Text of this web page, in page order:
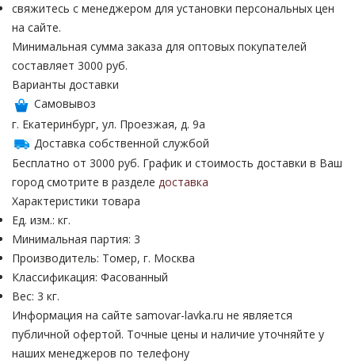
свяжитесь с менеджером для установки персональных цен
на сайте.
Минимальная сумма заказа для оптовых покупателей
составляет 3000 руб.
Варианты доставки
Самовывоз
г. Екатеринбург, ул. Проезжая, д. 9а
Доставка собственной службой
Бесплатно от 3000 руб. График и стоимость доставки в Ваш
город смотрите в разделе доставка
Характеристики товара
Ед. изм.: кг.
Минимальная партия: 3
Производитель: Томер, г. Москва
Классификация: Фасованный
Вес: 3 кг.
Информация на сайте samovar-lavka.ru не является
публичной офертой. Точные цены и наличие уточняйте у
наших менеджеров по телефону